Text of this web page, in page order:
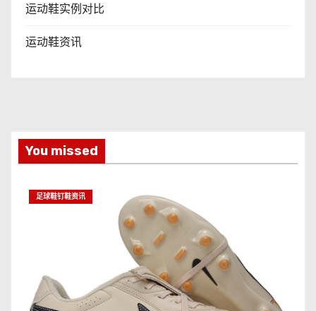
运动鞋实例对比
运动鞋资讯
You missed
足球鞋钉鞋资讯